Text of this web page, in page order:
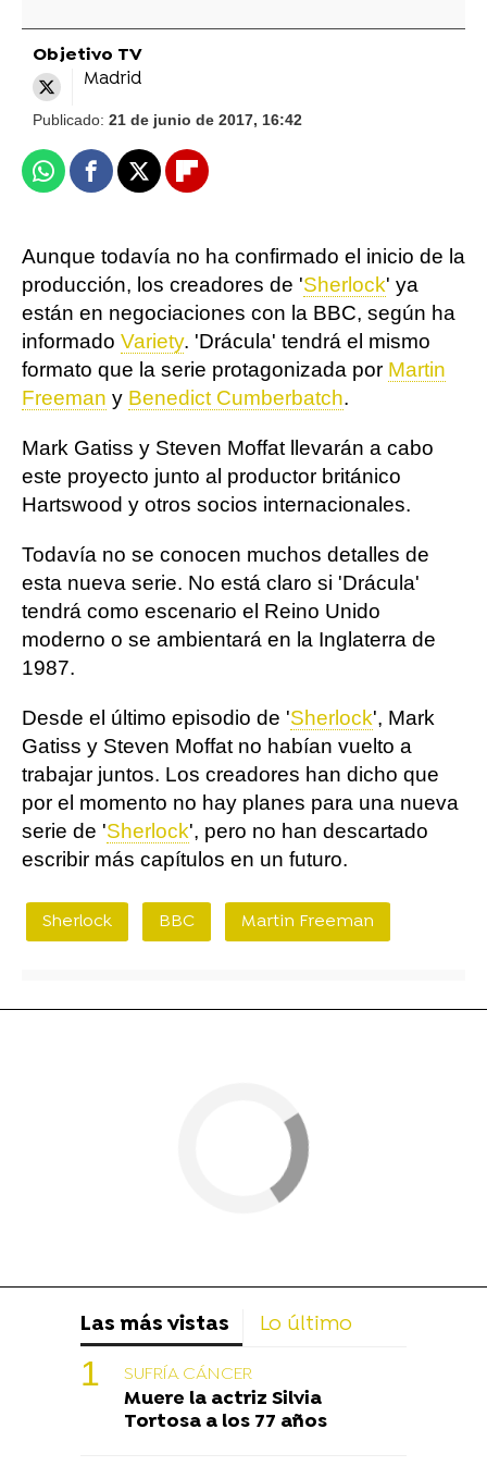
Objetivo TV
Madrid
Publicado: 21 de junio de 2017, 16:42
WhatsappFacebook
X Flipboard
Aunque todavía no ha confirmado el inicio de la
producción, los creadores de 'Sherlock' ya
están en negociaciones con la BBC, según ha
informado Variety. 'Drácula' tendrá el mismo
formato que la serie protagonizada por Martin
Freeman y Benedict Cumberbatch.
Mark Gatiss y Steven Moffat llevarán a cabo
este proyecto junto al productor británico
Hartswood y otros socios internacionales.
Todavía no se conocen muchos detalles de
esta nueva serie. No está claro si 'Drácula'
tendrá como escenario el Reino Unido
moderno o se ambientará en la Inglaterra de
1987.
Desde el último episodio de 'Sherlock', Mark
Gatiss y Steven Moffat no habían vuelto a
trabajar juntos. Los creadores han dicho que
por el momento no hay planes para una nueva
serie de 'Sherlock', pero no han descartado
escribir más capítulos en un futuro.
Sherlock BBC Martin Freeman
Las más vistas Lo último
SUFRÍA CÁNCER
Muere la actriz Silvia
Tortosa a los 77 años